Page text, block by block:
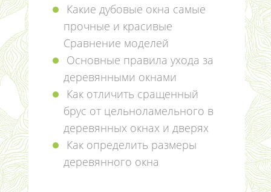
Какие дубовые окна самые
прочные и красивые
Сравнение моделей
Основные правила ухода за
деревянными окнами
Как отличить сращенный
брус от цельноламельного в
деревянных окнах и дверях
Как определить размеры
деревянного окна